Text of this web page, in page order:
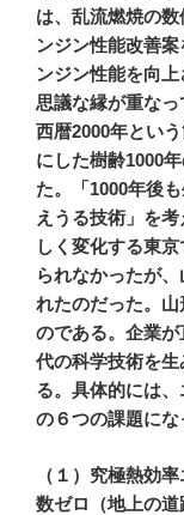
は、乱流燃焼の
ンジン性能改善
ンジン性能を向
思議な縁が重なっ
西暦2000年とい
にした樹齢1000
た。「1000年後
えうる技術」を
しく変化する東
られなかったが
れたのだった。
のである。企業
代の科学技術を
る。具体的には
の６つの課題にな
（１）究極熱効
数ゼロ（地上の